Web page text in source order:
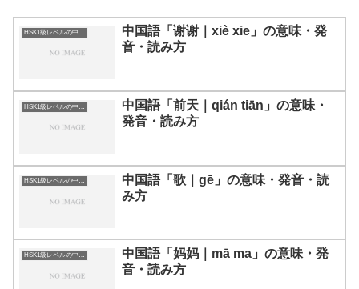
中国語「谢谢｜xiè xie」の意味・発
音・読み方
中国語「前天｜qián tiān」の意味・
発音・読み方
HSK1級レベルの中国語
中国語「歌｜gē」の意味・発音・読
み方
HSK1級レベルの中国語
中国語「妈妈｜mā ma」の意味・発
音・読み方